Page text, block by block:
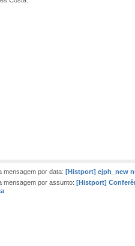
mensagem por data: [Histport] ejph_new
mensagem por assunto: [Histport]